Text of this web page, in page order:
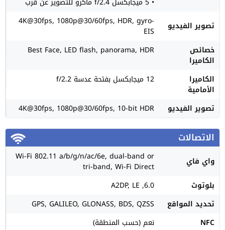
تصوير الفيديو
4K@30fps, 1080p@30/60fps, HDR, gyro-
EIS
خصائص
الكاميرا
Best Face, LED flash, panorama, HDR
الكاميرا
الأمامية
12 ميجابكسل بفتحة عدسة f/2.2
تصوير الفيديو 4K@30fps, 1080p@30/60fps, 10-bit HDR
الاتصالات
واي فاي Wi-Fi 802.11 a/b/g/n/ac/6e, dual-band or
tri-band, Wi-Fi Direct
بلوتوث
6.0, A2DP, LE
تحديد المواقع
GPS, GALILEO, GLONASS, BDS, QZSS
NFC
نعم (حسب المنطقة)